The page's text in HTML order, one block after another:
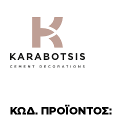
ΚΩΔ. ΠΡΟΪΟΝΤΟΣ: